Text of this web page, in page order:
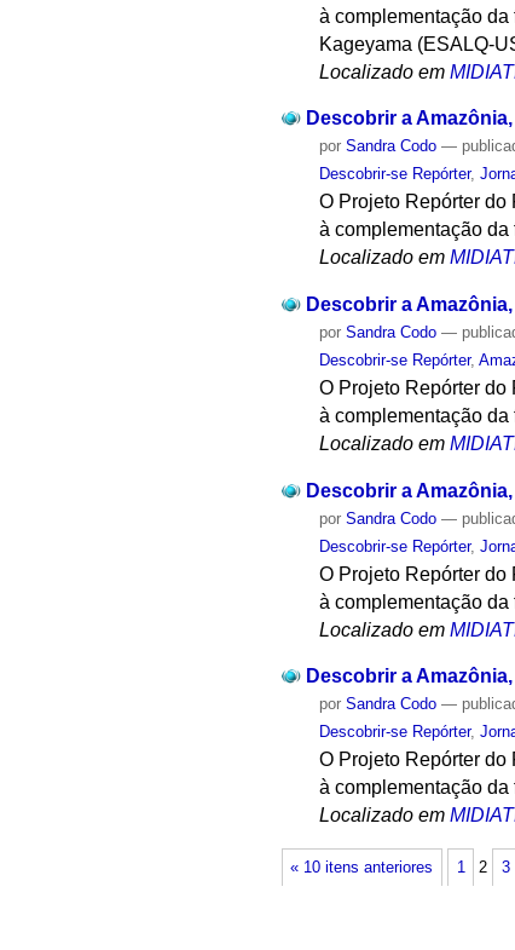
à complementação
Kageyama (ESALQ-
Localizado em
Descobrir a
porSandra Codo —
Descobrir-se Repórter,
O Projeto Repórter do
à complementação
Localizado em
Descobrir a
porSandra Codo —
Descobrir-se Repórter,
O Projeto Repórter do
à complementação
Localizado em
Descobrir a
porSandra Codo —
Descobrir-se Repórter,
O Projeto Repórter do
à complementação
Localizado em
Descobrir a
porSandra Codo —
Descobrir-se Repórter,
O Projeto Repórter do
à complementação
Localizado em
« 10 itens anteriores 1 2 3